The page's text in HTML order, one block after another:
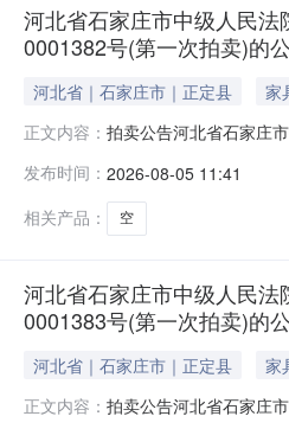
河北省石家庄市中级人民
0001382号(第一次拍卖)的
河北省｜石家庄市｜正定县 家
正文内容： 拍卖公告河北省石家庄
动产权第0001382号，
发布时间： 2026-08-05 11:41
相关产品：
空
河北省石家庄市中级人民
0001383号(第一次拍卖)的
河北省｜石家庄市｜正定县 家
正文内容： 拍卖公告河北省石家庄